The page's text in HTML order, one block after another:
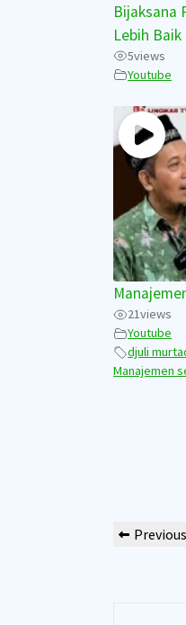
Bijaksana
Lebih Baik
5views
Youtube
21views
Youtube
djuli
Manajemen
Post
Previous
Previous